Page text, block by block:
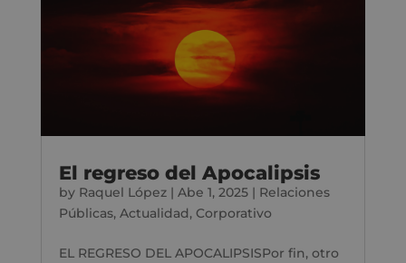
El regreso del Apocalipsis
by Raquel López| Abe 1, 2025| Relaciones
Públicas, Actualidad, Corporativo
EL REGRESO DEL APOCALIPSISPor fin, otro